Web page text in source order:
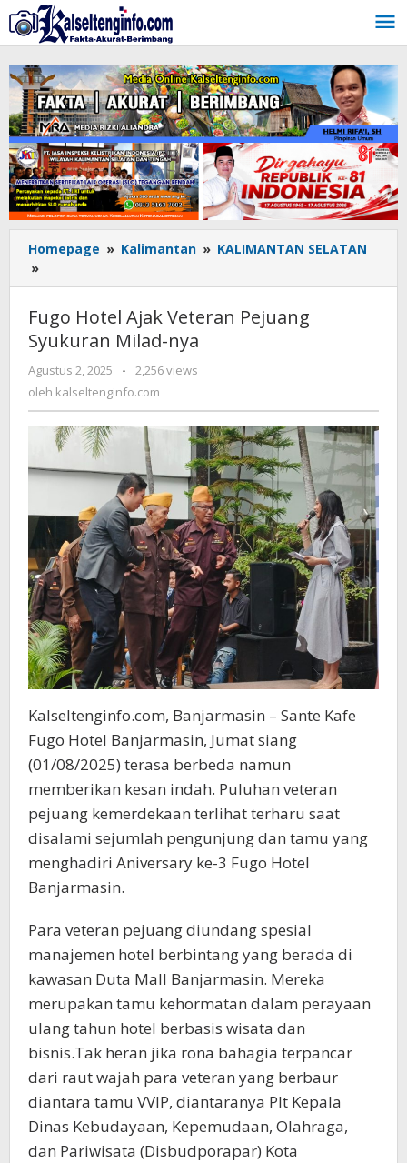
Lewati
ke
konten
Homepage » Kalimantan » KALIMANTAN SELATAN
»
Hotel
Veteran
Pejuang
Syukuran
Milad-
nya
Fugo Hotel Ajak Veteran Pejuang
Syukuran Milad-nya
Agustus 2, 2025
oleh
kalseltenginfo.com
-
2,256 views
oleh kalseltenginfo.com
Kalseltenginfo.com, Banjarmasin – Sante Kafe
Fugo Hotel Banjarmasin, Jumat siang
(01/08/2025) terasa berbeda namun
memberikan kesan indah. Puluhan veteran
pejuang kemerdekaan terlihat terharu saat
disalami sejumlah pengunjung dan tamu yang
menghadiri Aniversary ke-3 Fugo Hotel
Banjarmasin.
Para veteran pejuang diundang spesial
manajemen hotel berbintang yang berada di
kawasan Duta Mall Banjarmasin. Mereka
merupakan tamu kehormatan dalam perayaan
ulang tahun hotel berbasis wisata dan
bisnis.Tak heran jika rona bahagia terpancar
dari raut wajah para veteran yang berbaur
diantara tamu VVIP, diantaranya Plt Kepala
Dinas Kebudayaan, Kepemudaan, Olahraga,
dan Pariwisata (Disbudporapar) Kota